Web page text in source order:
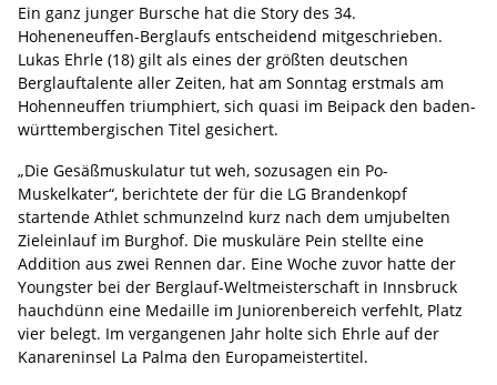
Ein ganz junger Bursche hat die Story des 34.
Hoheneneuffen-Berglaufs entscheidend mitgeschrieben.
Lukas Ehrle (18) gilt als eines der größten deutschen
Berglauftalente aller Zeiten, hat am Sonntag erstmals am
Hohenneuffen triumphiert, sich quasi im Beipack den baden-
württembergischen Titel gesichert.
„Die Gesäßmuskulatur tut weh, sozusagen ein Po-
Muskelkater“, berichtete der für die LG Brandenkopf
startende Athlet schmunzelnd kurz nach dem umjubelten
Zieleinlauf im Burghof. Die muskuläre Pein stellte eine
Addition aus zwei Rennen dar. Eine Woche zuvor hatte der
Youngster bei der Berglauf-Weltmeisterschaft in Innsbruck
hauchdünn eine Medaille im Juniorenbereich verfehlt, Platz
vier belegt. Im vergangenen Jahr holte sich Ehrle auf der
Kanareninsel La Palma den Europameistertitel.